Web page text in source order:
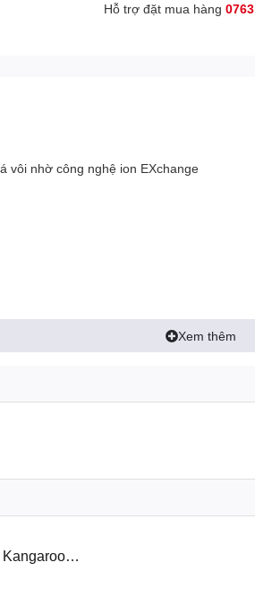
Hỗ trợ đặt mua hàng
vôi nhờ công nghệ ion EXchange
in Korea
Xem thêm